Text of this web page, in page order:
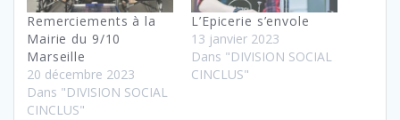
Remerciements à la
Mairie du 9/10
Marseille
20 décembre 2023
Dans "DIVISION SOCIAL
CINCLUS"
L’Epicerie s’envole
13 janvier 2023
Dans "DIVISION SOCIAL
CINCLUS"